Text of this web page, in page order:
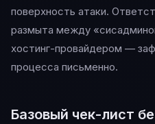
поверхность атаки.
размыта между
хостинг-провайдером —
процесса письменно.
Базовый чек-лист